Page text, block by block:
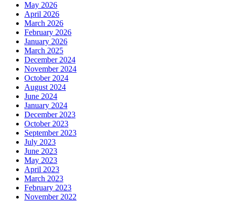
May 2026
April 2026
March 2026
February 2026
January 2026
March 2025
December 2024
November 2024
October 2024
August 2024
June 2024
January 2024
December 2023
October 2023
September 2023
July 2023
June 2023
May 2023
April 2023
March 2023
February 2023
November 2022